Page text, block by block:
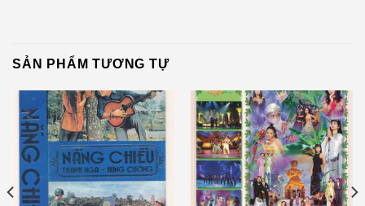
SẢN PHẨM TƯƠNG TỰ